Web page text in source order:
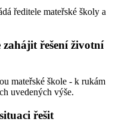
ředitele mateřské školy a
zahájit řešení životní
mateřské škole - k rukám
uvedených výše.
řešit